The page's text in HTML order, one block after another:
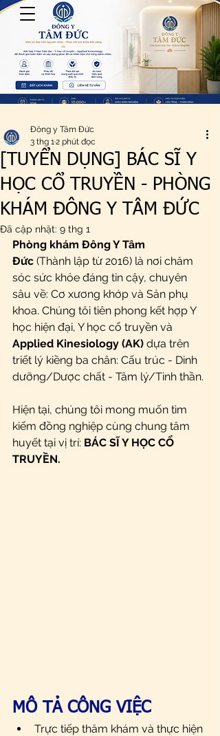
[TUYỂN DỤNG] BÁC SĨ Y
HỌC CỔ TRUYỀN - PHÒNG
KHÁM ĐÔNG Y TÂM ĐỨC
Đông y Tâm Đức
3 thg 12 phút đọc
Đã cập nhật: 9 thg 1
Phòng khám Đông Y Tâm
Đức (Thành lập từ 2016) là nơi chăm
sóc sức khỏe đáng tin cậy, chuyên
sâu về: Cơ xương khớp và Sản phụ
khoa. Chúng tôi tiên phong kết hợp Y
học hiện đại, Y học cổ truyền và
Applied Kinesiology (AK) dựa trên
triết lý kiềng ba chân: Cấu trúc - Dinh
dưỡng/Dược chất - Tâm lý/Tinh thần.
Hiện tại, chúng tôi mong muốn tìm
kiếm đồng nghiệp cùng chung tâm
huyết tại vị trí: BÁC SĨ Y HỌC CỔ
TRUYỀN.
MÔ TẢ CÔNG VIỆC
Trực tiếp thăm khám và thực hiện